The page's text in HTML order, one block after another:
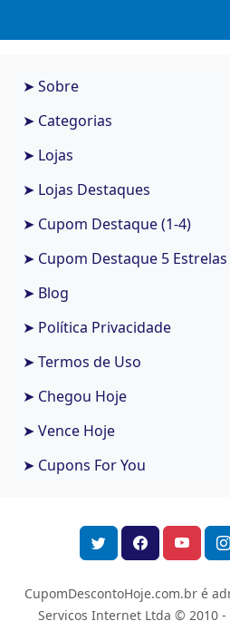
➤ Sobre
➤ Categorias
➤ Lojas
➤ Lojas Destaques
➤ Cupom Destaque (1-4)
➤ Cupom Destaque 5 Estrelas
➤ Blog
➤ Política Privacidade
➤ Termos de Uso
➤ Chegou Hoje
➤ Vence Hoje
➤ Cupons For You
CupomDescontoHoje.com.br é
Serviços Internet Ltda © 2010 -